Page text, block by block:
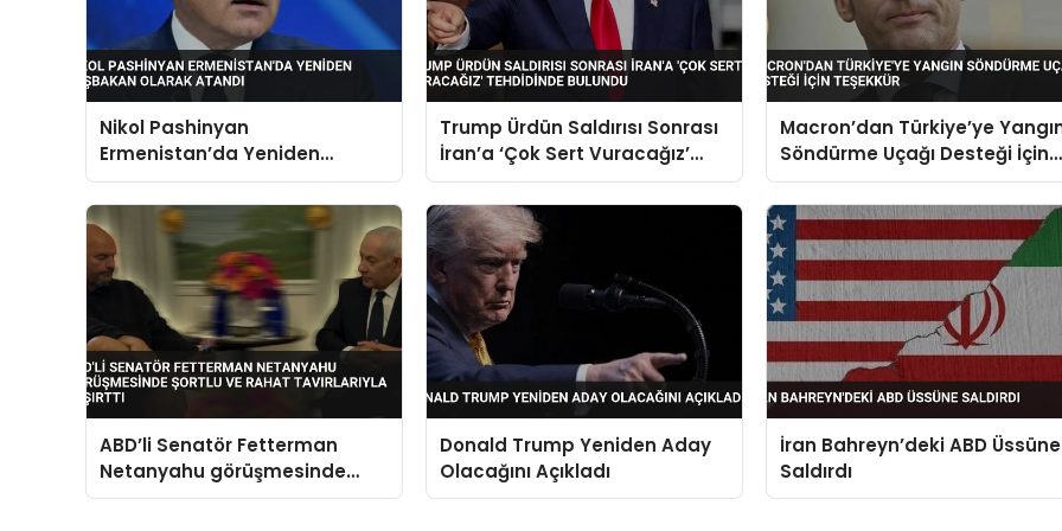
Nikol Pashinyan
Ermenistan’da Yeniden
Başbakan Olarak Atandı
Trump Ürdün Saldırısı Sonrası
İran’a ‘Çok Sert Vuracağız’
Tehdidinde Bulundu
Macron’dan Türkiye’ye
Söndürme Uçağı Desteği İçin
Teşekkür
ABD’li Senatör Fetterman
Netanyahu görüşmesinde
şortlu ve rahat tavırlarıyla
Donald Trump Yeniden Aday
Olacağını Açıkladı
İran Bahreyn’deki ABD Üssüne
Saldırdı